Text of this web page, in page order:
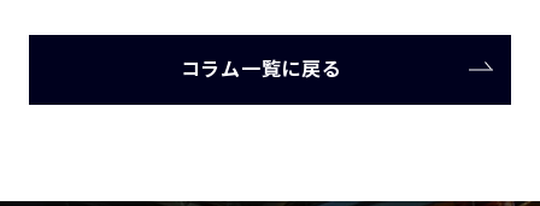
コラム一覧に戻る